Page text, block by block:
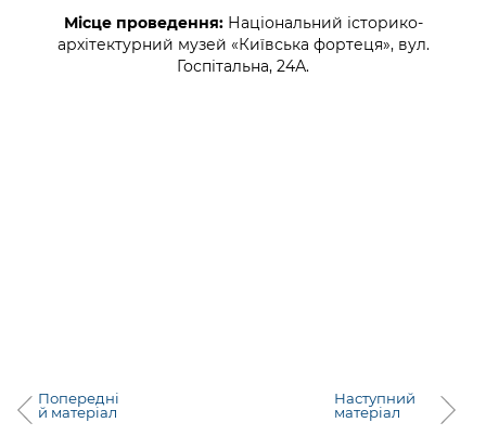
Київська міська військова адміністрація
Важливе під час воєнного стану
Місце проведення:Національний історико-
архітектурний музей «Київська фортеця», вул.
Госпітальна, 24А.
Попередні
й матеріал
Наступний
матеріал